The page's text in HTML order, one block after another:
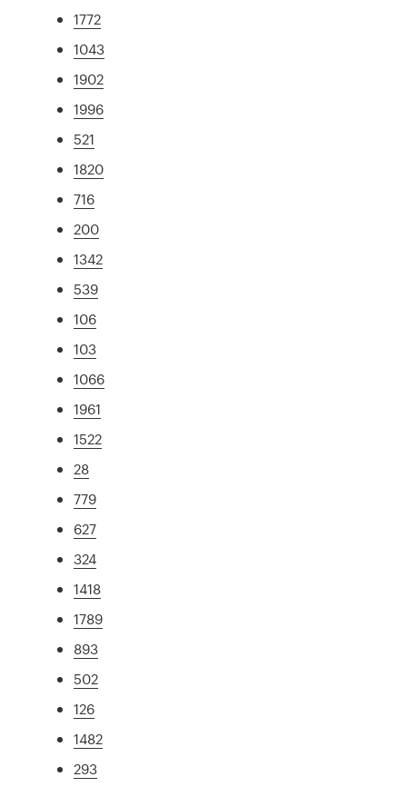
1772
1043
1902
1996
521
1820
716
200
1342
539
106
103
1066
1961
1522
28
779
627
324
1418
1789
893
502
126
1482
293